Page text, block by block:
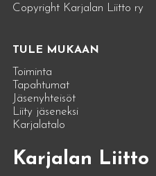
Copyright Karjalan Liitto ry
TULE MUKAAN
Toiminta
Tapahtumat
Jäsenyhteisöt
Liity jäseneksi
Karjalatalo
Karjalan Liitto